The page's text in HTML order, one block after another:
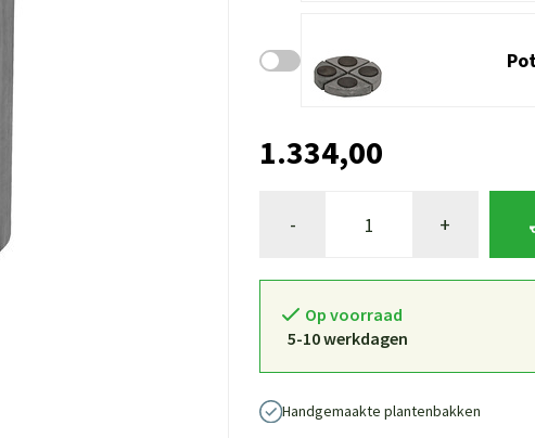
1.334,00
- +
Op voorraad
5-10 werkdagen
Handgemaakte plantenbakken